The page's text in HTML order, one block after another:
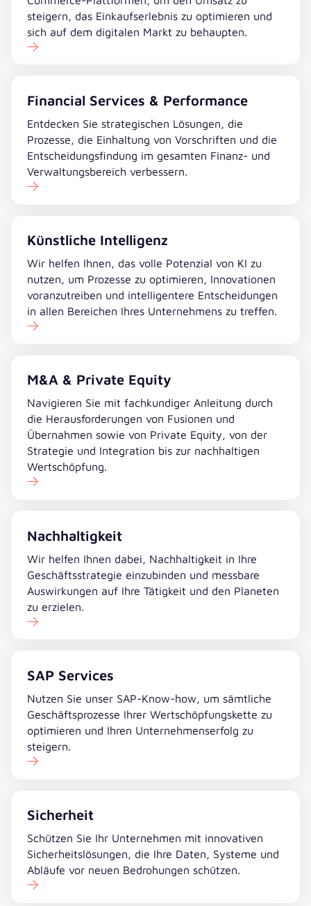
steigern, das Einkaufserlebnis zu optimieren und
sich auf dem digitalen Markt zu behaupten.
Financial Services & Performance
Entdecken Sie strategischen Lösungen, die
Prozesse, die Einhaltung von Vorschriften und die
Entscheidungsfindung im gesamten Finanz- und
Verwaltungsbereich verbessern.
Künstliche Intelligenz
Wir helfen Ihnen, das volle Potenzial von KI zu
nutzen, um Prozesse zu optimieren, Innovationen
voranzutreiben und intelligentere Entscheidungen
in allen Bereichen Ihres Unternehmens zu treffen.
M&A & Private Equity
Navigieren Sie mit fachkundiger Anleitung durch
die Herausforderungen von Fusionen und
Übernahmen sowie von Private Equity, von der
Strategie und Integration bis zur nachhaltigen
Wertschöpfung.
Nachhaltigkeit
Wir helfen Ihnen dabei, Nachhaltigkeit in Ihre
Geschäftsstrategie einzubinden und messbare
Auswirkungen auf Ihre Tätigkeit und den Planeten
zu erzielen.
SAP Services
Nutzen Sie unser SAP-Know-how, um sämtliche
Geschäftsprozesse Ihrer Wertschöpfungskette zu
optimieren und Ihren Unternehmenserfolg zu
steigern.
Sicherheit
Schützen Sie Ihr Unternehmen mit innovativen
Sicherheitslösungen, die Ihre Daten, Systeme und
Abläufe vor neuen Bedrohungen schützen.